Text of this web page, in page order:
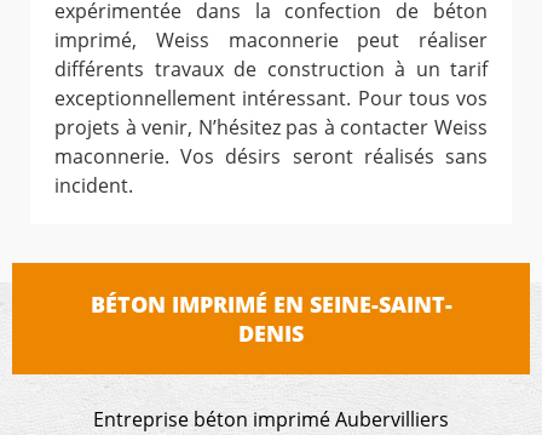
expérimentée dans la confection de béton
imprimé, Weiss maconnerie peut réaliser
différents travaux de construction à un tarif
exceptionnellement intéressant. Pour tous vos
projets à venir, N’hésitez pas à contacter Weiss
maconnerie. Vos désirs seront réalisés sans
incident.
BÉTON IMPRIMÉ EN SEINE-SAINT-
DENIS
Entreprise béton imprimé Aubervilliers